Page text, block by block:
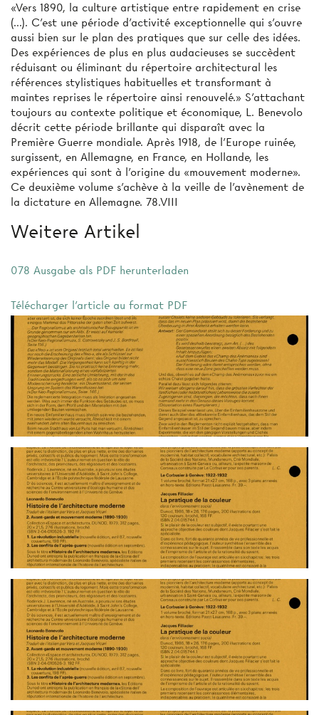
«Vers 1890, la culture artistique entre rapidement en crise
(...). C'est une période d'activité exceptionnelle qui s’ouvre
aussi bien sur le plan des pratiques que sur celle des idées.
Des expériences de plus en plus audacieuses se succèdent
réduisant ou éliminant du répertoire architectural les
références stylistiques habituelles et transformant à
maintes reprises le répertoire ainsi renouvelé.» S'attachant
toujours au contexte politique et économique, L. Benevolo
décrit cette période brillante qui disparaît avec la
Première Guerre mondiale. Après 1918, de l'Europe ruinée,
surgissent, en Allemagne, en France, en Hollande, les
expériences qui sont à l'origine du «mouvement moderne».
Ce deuxième volume s’achève à la veille de l'avènement de
la dictature en Allemagne. 78.VIII
Weitere Artikel
078 Ausgabe als PDF herunterladen
Télécharger l'article au format PDF